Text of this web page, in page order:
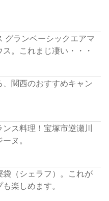
グランベーシックエアマ
。これまじ凄い・・・
関西のおすすめキャン
ス料理！宝塚市逆瀬川
ヌ。
袋（シェラフ）。これが
楽しめます。